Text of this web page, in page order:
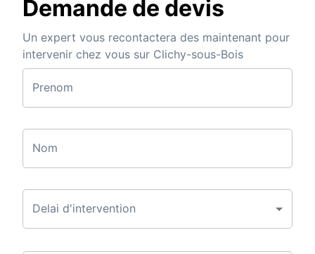
Demande de devis
Un expert vous recontactera des maintenant pour
intervenir chez vous sur Clichy-sous-Bois
Prenom
Nom
Delai d'intervention